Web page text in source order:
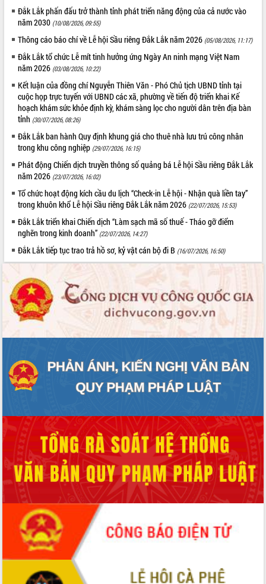
Đắk Lắk phấn đấu trở thành tỉnh phát triển năng động của cả nước vào
năm 2030 (10/08/2026, 09:55)
Thông cáo báo chí về Lễ hội Sầu riêng Đắk Lắk năm 2026 (05/08/2026, 11:17)
Đắk Lắk tổ chức Lễ mít tinh hưởng ứng Ngày An ninh mạng Việt Nam
năm 2026 (03/08/2026, 10:22)
Kết luận của đồng chí Nguyễn Thiên Văn - Phó Chủ tịch UBND tỉnh tại
cuộc họp trực tuyến với UBND các xã, phường về tiến độ triển khai Kế
hoạch khám sức khỏe định kỳ, khám sàng lọc cho người dân trên địa bàn
tỉnh (30/07/2026, 08:26)
Đắk Lắk ban hành Quy định khung giá cho thuê nhà lưu trú công nhân
trong khu công nghiệp (29/07/2026, 16:15)
Phát động Chiến dịch truyền thông số quảng bá Lễ hội Sầu riêng Đắk Lắk
năm 2026 (23/07/2026, 16:02)
Tổ chức hoạt động kích cầu du lịch “Check-in Lễ hội - Nhận quà liền tay”
trong khuôn khổ Lễ hội Sầu riêng Đắk Lắk năm 2026 (22/07/2026, 15:53)
Đắk Lắk triển khai Chiến dịch “Làm sạch mã số thuế - Tháo gỡ điểm
nghẽn trong kinh doanh” (22/07/2026, 14:27)
Đắk Lắk tiếp tục trao trả hồ sơ, kỷ vật cán bộ đi B (16/07/2026, 16:50)